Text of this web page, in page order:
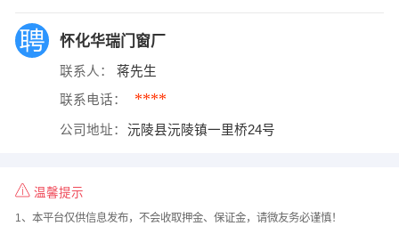
怀化华瑞门窗厂
联系人： 蒋先生
联系电话： ****
公司地址： 沅陵县沅陵镇一里桥24号
温馨提示
1、本平台仅供信息发布，不会收取押金、保证金，请微友务必谨慎！